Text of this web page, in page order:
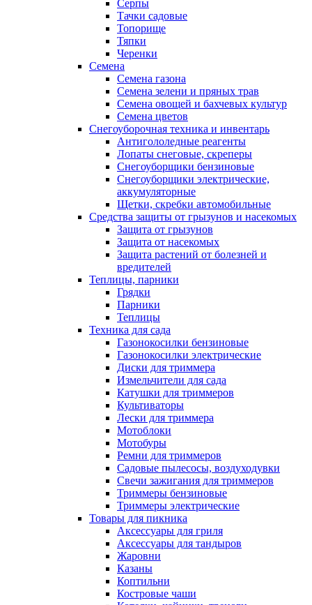
Серпы
Тачки садовые
Топорище
Тяпки
Черенки
Семена
Семена газона
Семена зелени и пряных трав
Семена овощей и бахчевых культур
Семена цветов
Снегоуборочная техника и инвентарь
Антигололедные реагенты
Лопаты снеговые, скреперы
Снегоуборщики бензиновые
Снегоуборщики электрические,
аккумуляторные
Щетки, скребки автомобильные
Средства защиты от грызунов и насекомых
Защита от грызунов
Защита от насекомых
Защита растений от болезней и
вредителей
Теплицы, парники
Грядки
Парники
Теплицы
Техника для сада
Газонокосилки бензиновые
Газонокосилки электрические
Диски для триммера
Измельчители для сада
Катушки для триммеров
Культиваторы
Лески для триммера
Мотоблоки
Мотобуры
Ремни для триммеров
Садовые пылесосы, воздуходувки
Свечи зажигания для триммеров
Триммеры бензиновые
Триммеры электрические
Товары для пикника
Аксессуары для гриля
Аксессуары для тандыров
Жаровни
Казаны
Коптильни
Костровые чаши